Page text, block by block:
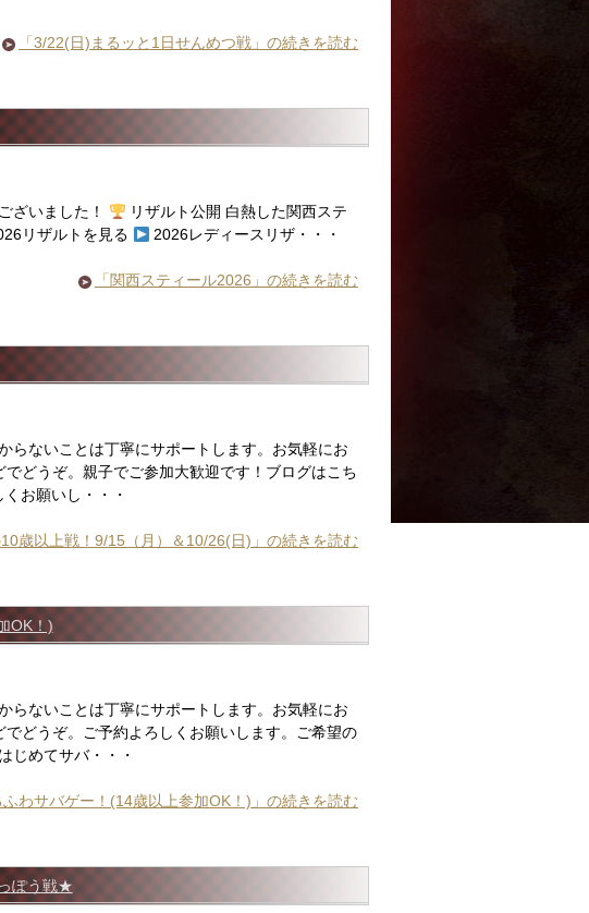
「3/22(日)まるッと1日せんめつ戦」の続きを読む
ざいました！
リザルト公開 白熱した関西ステ
リザルトを見る 2026レディースリザ・・・
「関西スティール2026」の続きを読む
らないことは丁寧にサポートします。お気軽にお
どうぞ。親子でご参加大歓迎です！ブログはこち
お願いし・・・
10歳以上戦！9/15（月）＆10/26(日)」の続きを読む
OK！)
らないことは丁寧にサポートします。お気軽にお
どうぞ。ご予約よろしくお願いします。ご希望の
じめてサバ・・・
ふわサバゲー！(14歳以上参加OK！)」の続きを読む
ぽう戦★